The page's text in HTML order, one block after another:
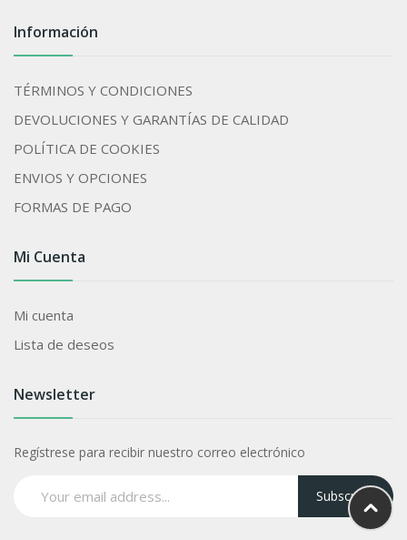
Información
TÉRMINOS Y CONDICIONES
DEVOLUCIONES Y GARANTÍAS DE CALIDAD
POLÍTICA DE COOKIES
ENVIOS Y OPCIONES
FORMAS DE PAGO
Mi Cuenta
Mi cuenta
Lista de deseos
Newsletter
Regístrese para recibir nuestro correo electrónico
Subscribe!